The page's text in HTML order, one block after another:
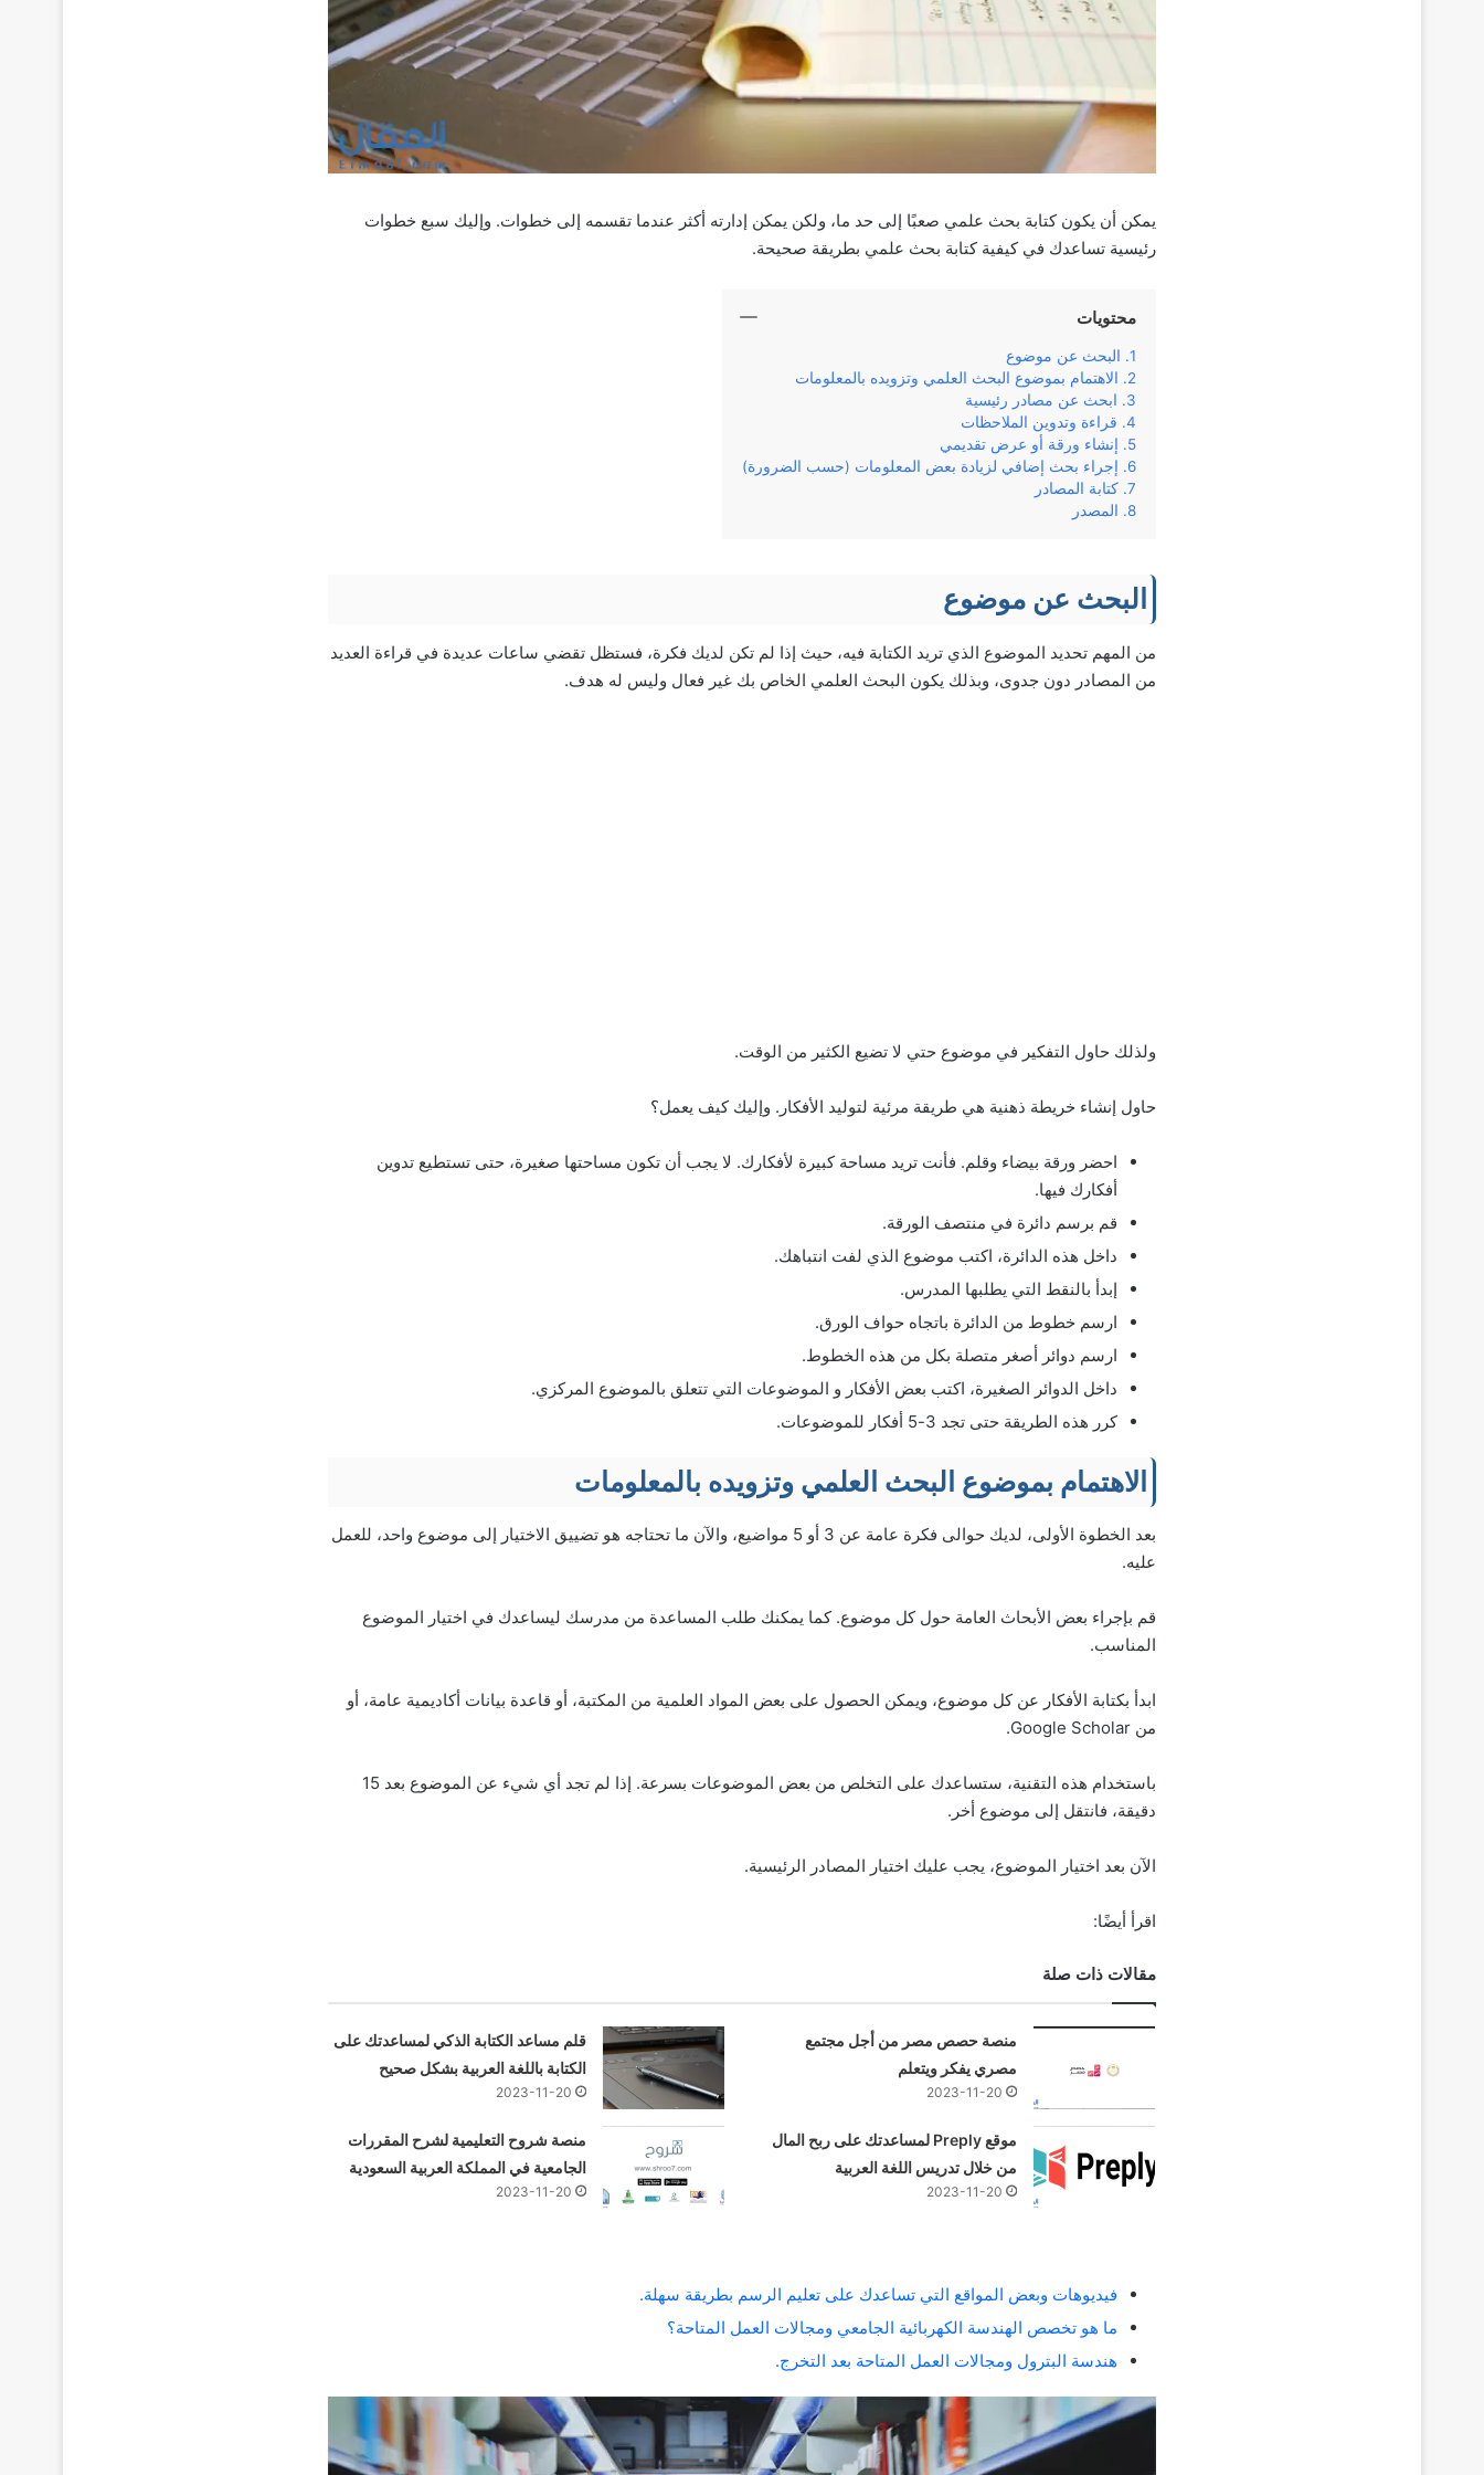
يمكن أن يكون كتابة بحث علمي صعبًا إلى حد ما، ولكن يمكن إدارته أكثر عندما تقسمه إلى خطوات. وإليك سبع خطوات
رئيسية تساعدك في كيفية كتابة بحث علمي بطريقة صحيحة.
محتويات
البحث عن موضوع
الاهتمام بموضوع البحث العلمي وتزويده بالمعلومات
ابحث عن مصادر رئيسية
قراءة وتدوين الملاحظات
إنشاء ورقة أو عرض تقديمي
إجراء بحث إضافي لزيادة بعض المعلومات (حسب الضرورة)
كتابة المصادر
المصدر
البحث عن موضوع
من المهم تحديد الموضوع الذي تريد الكتابة فيه، حيث إذا لم تكن لديك فكرة، فستظل تقضي ساعات عديدة في قراءة العديد
من المصادر دون جدوى، وبذلك يكون البحث العلمي الخاص بك غير فعال وليس له هدف.
ولذلك حاول التفكير في موضوع حتي لا تضيع الكثير من الوقت.
حاول إنشاء خريطة ذهنية هي طريقة مرئية لتوليد الأفكار. وإليك كيف يعمل؟
احضر ورقة بيضاء وقلم. فأنت تريد مساحة كبيرة لأفكارك. لا يجب أن تكون مساحتها صغيرة، حتى تستطيع تدوين
أفكارك فيها.
قم برسم دائرة في منتصف الورقة.
داخل هذه الدائرة، اكتب موضوع الذي لفت انتباهك.
إبدأ بالنقط التي يطلبها المدرس.
ارسم خطوط من الدائرة باتجاه حواف الورق.
ارسم دوائر أصغر متصلة بكل من هذه الخطوط.
داخل الدوائر الصغيرة، اكتب بعض الأفكار و الموضوعات التي تتعلق بالموضوع المركزي.
كرر هذه الطريقة حتى تجد 3-5 أفكار للموضوعات.
الاهتمام بموضوع البحث العلمي وتزويده بالمعلومات
بعد الخطوة الأولى، لديك حوالى فكرة عامة عن 3 أو 5 مواضيع، والآن ما تحتاجه هو تضييق الاختيار إلى موضوع واحد، للعمل
عليه.
قم بإجراء بعض الأبحاث العامة حول كل موضوع. كما يمكنك طلب المساعدة من مدرسك ليساعدك في اختيار الموضوع
المناسب.
ابدأ بكتابة الأفكار عن كل موضوع، ويمكن الحصول على بعض المواد العلمية من المكتبة، أو قاعدة بيانات أكاديمية عامة، أو
من Google Scholar.
باستخدام هذه التقنية، ستساعدك على التخلص من بعض الموضوعات بسرعة. إذا لم تجد أي شيء عن الموضوع بعد 15
دقيقة، فانتقل إلى موضوع أخر.
الآن بعد اختيار الموضوع، يجب عليك اختيار المصادر الرئيسية.
اقرأ أيضًا:
مقالات ذات صلة
منصة حصص مصر من أجل مجتمع
مصري يفكر ويتعلم
2023-11-20
قلم مساعد الكتابة الذكي لمساعدتك على
الكتابة باللغة العربية بشكل صحيح
2023-11-20
موقع Preply لمساعدتك على ربح المال
من خلال تدريس اللغة العربية
2023-11-20
منصة شروح التعليمية لشرح المقررات
الجامعية في المملكة العربية السعودية
2023-11-20
فيديوهات وبعض المواقع التي تساعدك على تعليم الرسم بطريقة سهلة.
ما هو تخصص الهندسة الكهربائية الجامعي ومجالات العمل المتاحة؟
هندسة البترول ومجالات العمل المتاحة بعد التخرج.